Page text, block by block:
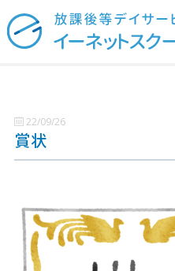
22/09/26
賞状